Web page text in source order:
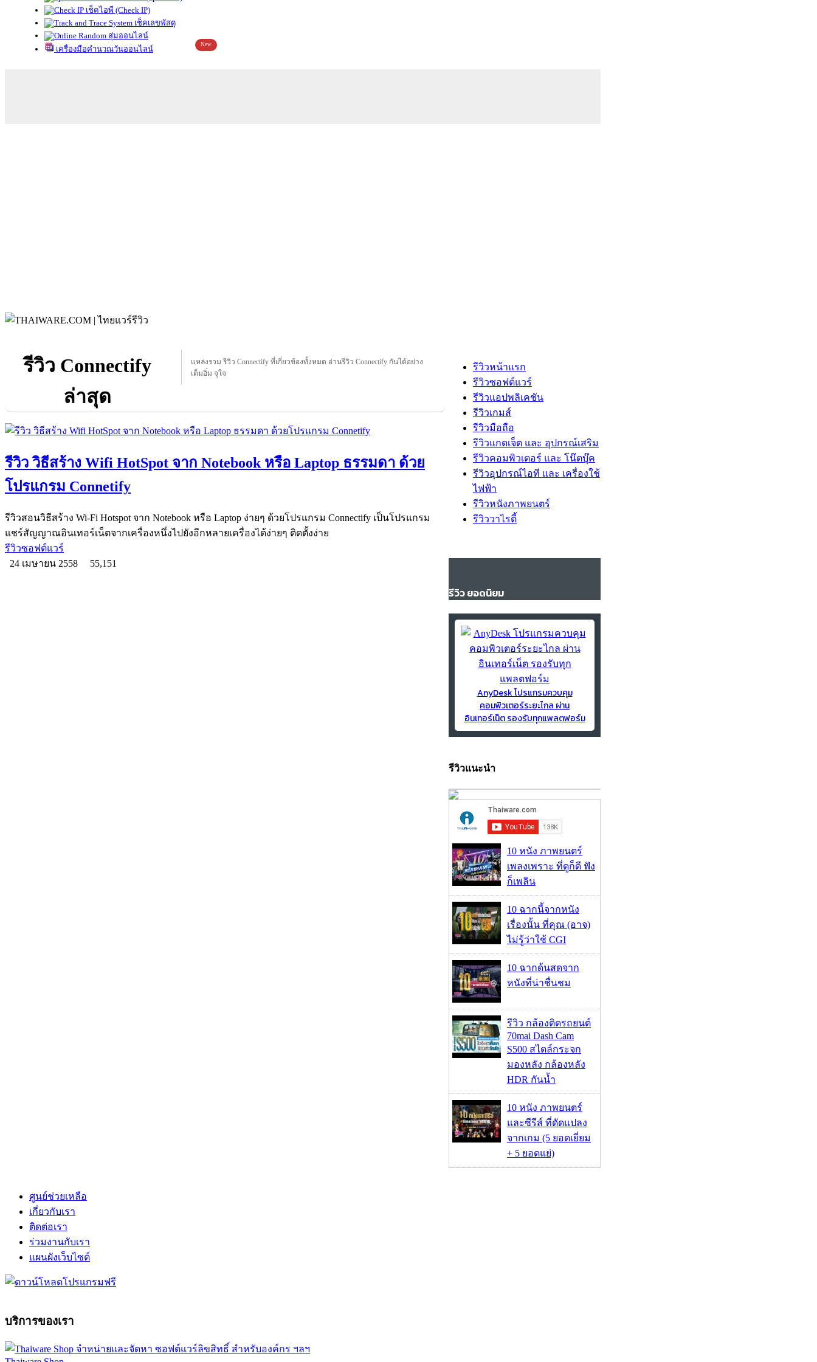
เช็คไอพี (Check IP)
เช็คเลขพัสดุ
สุ่มออนไลน์
เครื่องมือคำนวณวันออนไลน์
New
รีวิว Connectify
ล่าสุด
แหล่งรวม รีวิว Connectify ที่เกี่ยวข้องทั้งหมด อ่านรีวิว Connectify กันได้อย่าง
เต็มอิ่ม จุใจ
รีวิว วิธีสร้าง Wifi HotSpot จาก Notebook หรือ Laptop ธรรมดา ด้วย
โปรแกรม Connetify
รีวิวสอนวิธีสร้าง Wi-Fi Hotspot จาก Notebook หรือ Laptop ง่ายๆ ด้วยโปรแกรม Connectify เป็นโปรแกรม
แชร์สัญญาณอินเทอร์เน็ตจากเครื่องหนึ่งไปยังอีกหลายเครื่องได้ง่ายๆ ติดตั้งง่าย
รีวิวซอฟต์แวร์
24 เมษายน 2558
55,151
รีวิวหน้าแรก
รีวิวซอฟต์แวร์
รีวิวแอปพลิเคชัน
รีวิวเกมส์
รีวิวมือถือ
รีวิวแกดเจ็ต และ อุปกรณ์เสริม
รีวิวคอมพิวเตอร์ และ โน๊ตบุ๊ค
รีวิวอุปกรณ์ไอที และ เครื่องใช้
ไฟฟ้า
รีวิวหนังภาพยนตร์
รีวิววาไรตี้
รีวิว ยอดนิยม
AnyDesk โปรแกรมควบคุม
คอมพิวเตอร์ระยะไกล ผ่าน
อินเทอร์เน็ต รองรับทุกแพลตฟอร์ม
รีวิวแนะนำ
10 หนัง ภาพยนตร์
เพลงเพราะ ที่ดูก็ดี ฟัง
ก็เพลิน
10 ฉากนี้จากหนัง
เรื่องนั้น ที่คุณ (อาจ)
ไม่รู้ว่าใช้ CGI
10 ฉากด้นสดจาก
หนังที่น่าชื่นชม
รีวิว กล้องติดรถยนต์
70mai Dash Cam
S500 สไตล์กระจก
มองหลัง กล้องหลัง
HDR กันน้ำ
10 หนัง ภาพยนตร์
และซีรีส์ ที่ดัดแปลง
จากเกม (5 ยอดเยี่ยม
+ 5 ยอดแย่)
ศูนย์ช่วยเหลือ
เกี่ยวกับเรา
ติดต่อเรา
ร่วมงานกับเรา
แผนผังเว็บไซต์
บริการของเรา